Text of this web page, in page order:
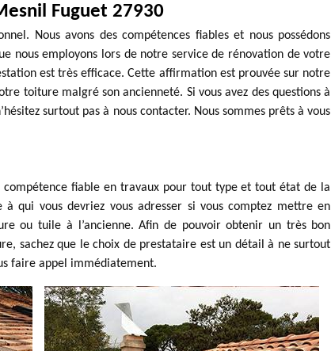
Fuguet 27930
Nous avons des compétences fiables et nous possédons
nous employons lors de notre service de rénovation de votre
est très efficace. Cette affirmation est prouvée sur notre
toiture malgré son ancienneté. Si vous avez des questions à
surtout pas à nous contacter. Nous sommes prêts à vous
compétence fiable en travaux pour tout type et tout état de la
qui vous devriez vous adresser si vous comptez mettre en
ou tuile à l’ancienne. Afin de pouvoir obtenir un très bon
sachez que le choix de prestataire est un détail à ne surtout
faire appel immédiatement.